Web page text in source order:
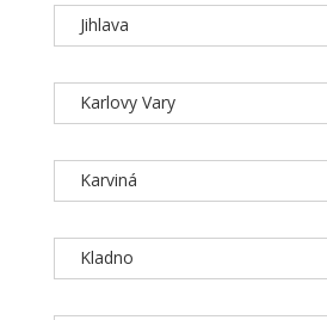
Jihlava
Karlovy Vary
Karviná
Kladno